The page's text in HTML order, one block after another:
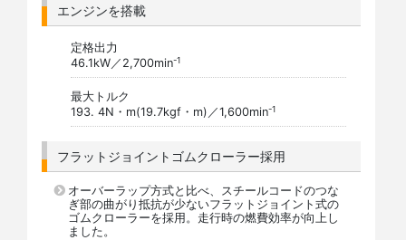
エンジンを搭載
定格出力
46.1kW／2,700min-1
最大トルク
193. 4N・m(19.7kgf・m)／1,600min-1
フラットジョイントゴムクローラー採用
オーバーラップ方式と比べ、スチールコードのつな
ぎ部の曲がり抵抗が少ないフラットジョイント式の
ゴムクローラーを採用。走行時の燃費効率が向上し
ました。